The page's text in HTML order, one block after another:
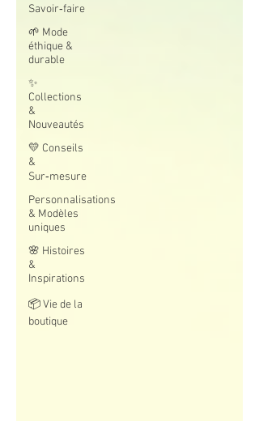
Savoir‑faire
🌱 Mode
éthique &
durable
✨
Collections
&
Nouveautés
💛 Conseils
&
Sur‑mesure
Personnalisations
& Modèles
uniques
🌸 Histoires
&
Inspirations
📦 Vie de la
boutique